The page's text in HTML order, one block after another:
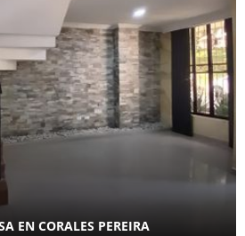
EN CORALES PEREIRA